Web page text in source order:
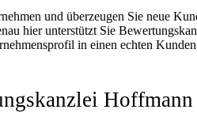
und überzeugen Sie neue
hier unterstützt Sie
in einen echten
Hoffmann